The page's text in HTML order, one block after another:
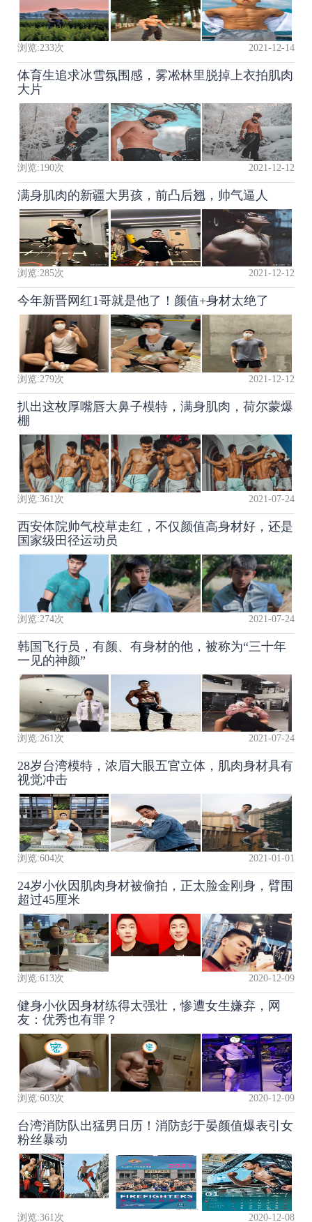
浏览:233次 2021-12-14
体育生追求冰雪氛围感，雾凇林里脱掉上衣拍肌肉
大片
浏览:190次 2021-12-12
满身肌肉的新疆大男孩，前凸后翘，帅气逼人
浏览:285次 2021-12-12
今年新晋网红1哥就是他了！颜值+身材太绝了
浏览:279次 2021-12-12
扒出这枚厚嘴唇大鼻子模特，满身肌肉，荷尔蒙爆
棚
浏览:361 次 2021-07-24
西安体院帅气校草走红，不仅颜值高身材好，还是
国家级田径运动员
浏览:274次 2021-07-24
韩国飞行员，有颜、有身材的他，被称为“三十年
一见的神颜”
浏览:261次 2021-07-24
28岁台湾模特，浓眉大眼五官立体，肌肉身材具有
视觉冲击
浏览:604次 2021-01-01
24岁小伙因肌肉身材被偷拍，正太脸金刚身，臂围
超过45厘米
浏览:613次 2020-12-09
健身小伙因身材练得太强壮，惨遭女生嫌弃，网
友：优秀也有罪？
浏览:603次 2020-12-09
台湾消防队出猛男日历！消防彭于晏颜值爆表引女
粉丝暴动
浏览:361次 2020-12-08